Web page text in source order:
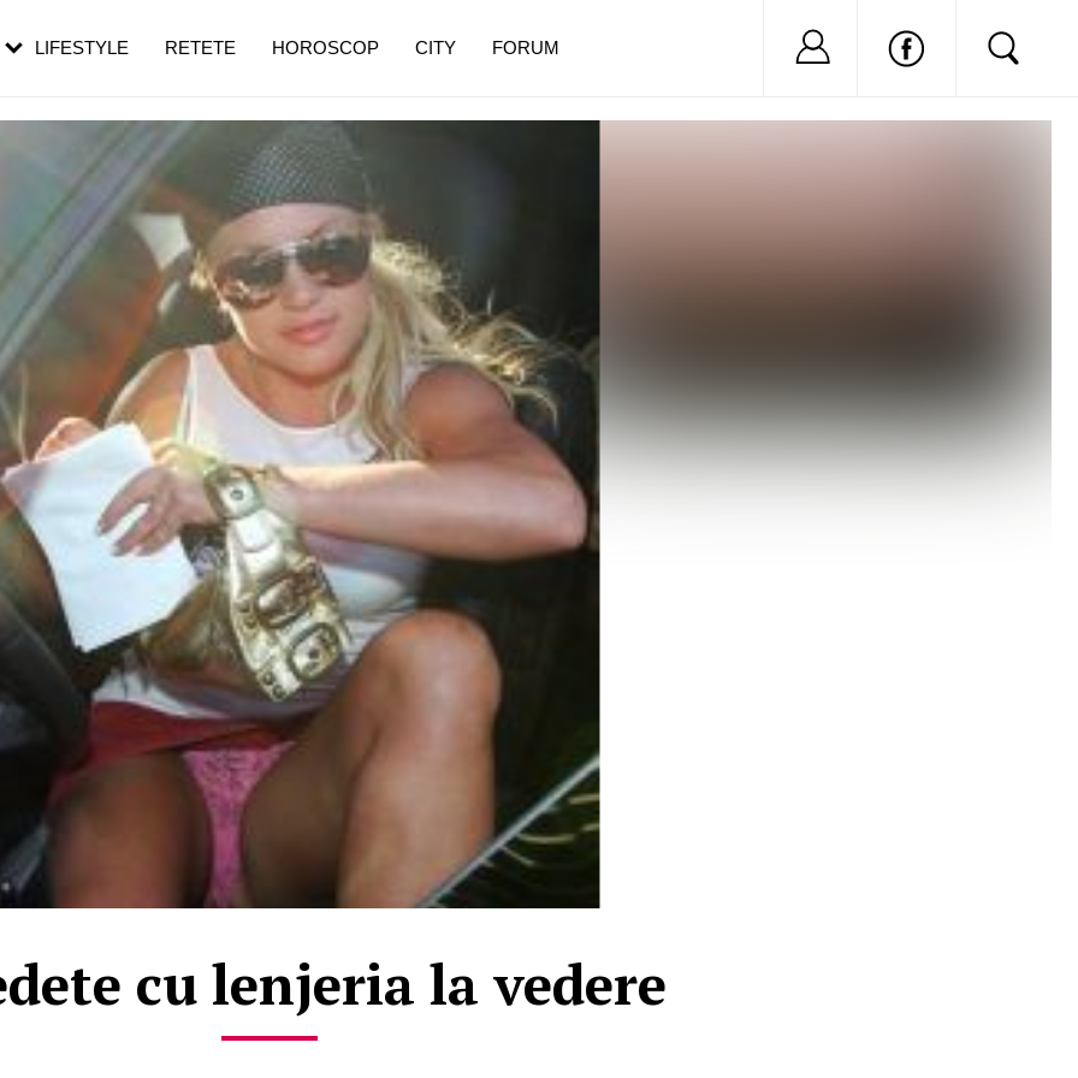
cu lenjeria la vedere
LIFESTYLE RETETE HOROSCOP CITY FORUM Nu ai cont?
în vârstă
de dureroasă este investigația